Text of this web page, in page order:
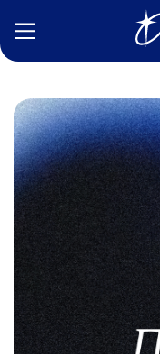
Фильмы
Статьи
Сериалы
Новости
Подборки
Рецензии